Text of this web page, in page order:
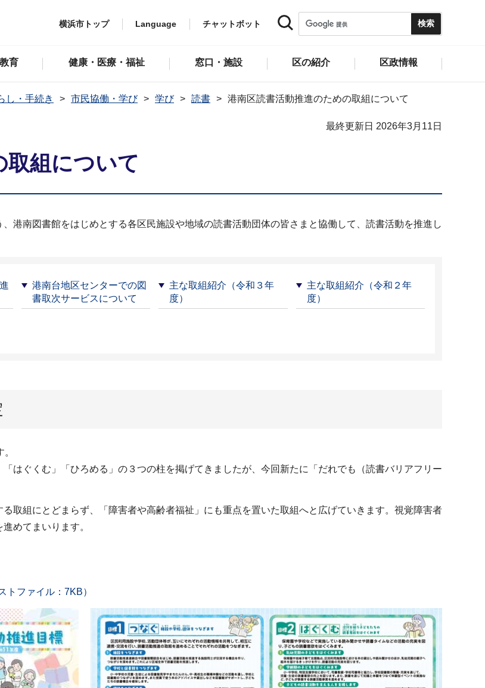
横浜市トップ Language チャットボット
育 健康・医療・福祉 窓口・施設 区の紹介 区政情報
し・手続き 市民協働・学び 学び 読書 港南区読書活動推進のための取組について
最終更新日 2026年3月11日
取組について
港南図書館をはじめとする各区民施設や地域の読書活動団体の皆さまと協働して、読書活動を推進し
港南台地区センターでの図
書取次サービスについて
主な取組紹介（令和３年
度）
主な取組紹介（令和２年
度）
はぐくむ」「ひろめる」の３つの柱を掲げてきましたが、今回新たに「だれでも（読書バリアフリー
取組にとどまらず、「障害者や高齢者福祉」にも重点を置いた取組へと広げていきます。視覚障害者
めてまいります。
トファイル：7KB）